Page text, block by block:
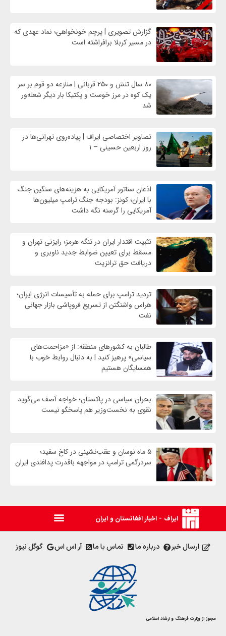
گزارش تصویری | پرچم خونخواهی؛ نماد عهدی که
در مسیر کربلا برافراشته است
۸۰ سال تنش و ۲۵۰ قربانی | منازعه دو قوم بر سر
یک کوه در مرز خوست و پکتیکا بار دیگر شعله‌ور
شد
تصاویر اختصاصی ایراف | پیاده‌روی تهرانی‌ها در
روز اربعین حسینی – ۱
اذعان سناتور آمریکایی به هزینه‌های سنگین جنگ
با ایران؛ کونز: بودجه جنگ ترامپ میلیون‌ها
آمریکایی را گرسنه نگه داشت
تثبیت اقتدار ایران در تنگه هرمز؛ رایزنی تهران و
مسقط برای تعیین ضوابط جدید ناوبری و
دریافت حق ترانزیت
تردید ترامپ برای حمله به تأسیسات انرژی ایران؛
هراس واشنگتن از تسریع فروپاشی بازار جهانی
نفت
طالبان به کشورهای منطقه: از «مزاحمت‌های
سیاسی» پرهیز کنید | به دنبال روابط خوب با
همسایگان هستیم
بحران سیاسی در پاکستان؛ خواجه آصف می‌گوید
نقوی به نخست‌وزیر هم پاسخگو نیست
۵ ماه نوسان و عقب‌نشینی در کاخ سفید؛
سردرگمی ترامپ در مواجهه باقدرت پدافندی ایران
ایراف - اخبار افغانستان و ایران
ارسال خبر درباره ما تماس با ما آر اس اس گوگل نیوز
مجوز از وزارت فرهنگ و ارشاد اسلامی